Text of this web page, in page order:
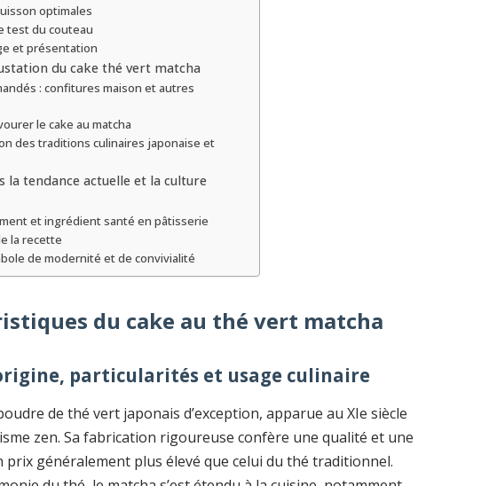
optimales
test du couteau
et présentation
du cake thé vert matcha
: confitures maison et autres
le cake au matcha
des traditions culinaires japonaise et
la tendance actuelle et la culture
et ingrédient santé en pâtisserie
la recette
de modernité et de convivialité
du cake au thé vert matcha
particularités et usage culinaire
de thé vert japonais d’exception, apparue au XIe siècle
zen. Sa fabrication rigoureuse confère une qualité et une
généralement plus élevé que celui du thé traditionnel.